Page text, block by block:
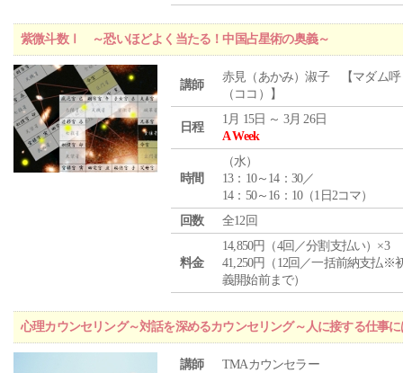
紫微斗数Ⅰ ～恐いほどよく当たる！中国占星術の奥義～
講師
赤見（あかみ）淑子 【マダム呼
（ココ）】
日程
1月 15日 ～ 3月 26日
A Week
時間
（水）
13：10～14：30／
14：50～16：10（1日2コマ）
回数
全12回
料金
14,850円（4回／分割支払い）×3
41,250円（12回／一括前納支払※
義開始前まで）
心理カウンセリング～対話を深めるカウンセリング～人に接する仕事
講師 TMAカウンセラー